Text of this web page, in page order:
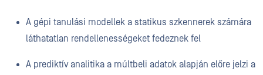
A gépi tanulási modellek a statikus szkennerek számára
láthatatlan rendellenességeket fedeznek fel
A prediktív analitika a múltbeli adatok alapján előre jelzi a